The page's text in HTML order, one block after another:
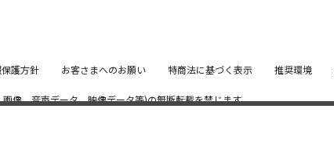
護方針 お客さまへのお願い 特商法に基づく表示 推奨環境
画像、音声データ、映像データ等)の無断転載を禁じます。